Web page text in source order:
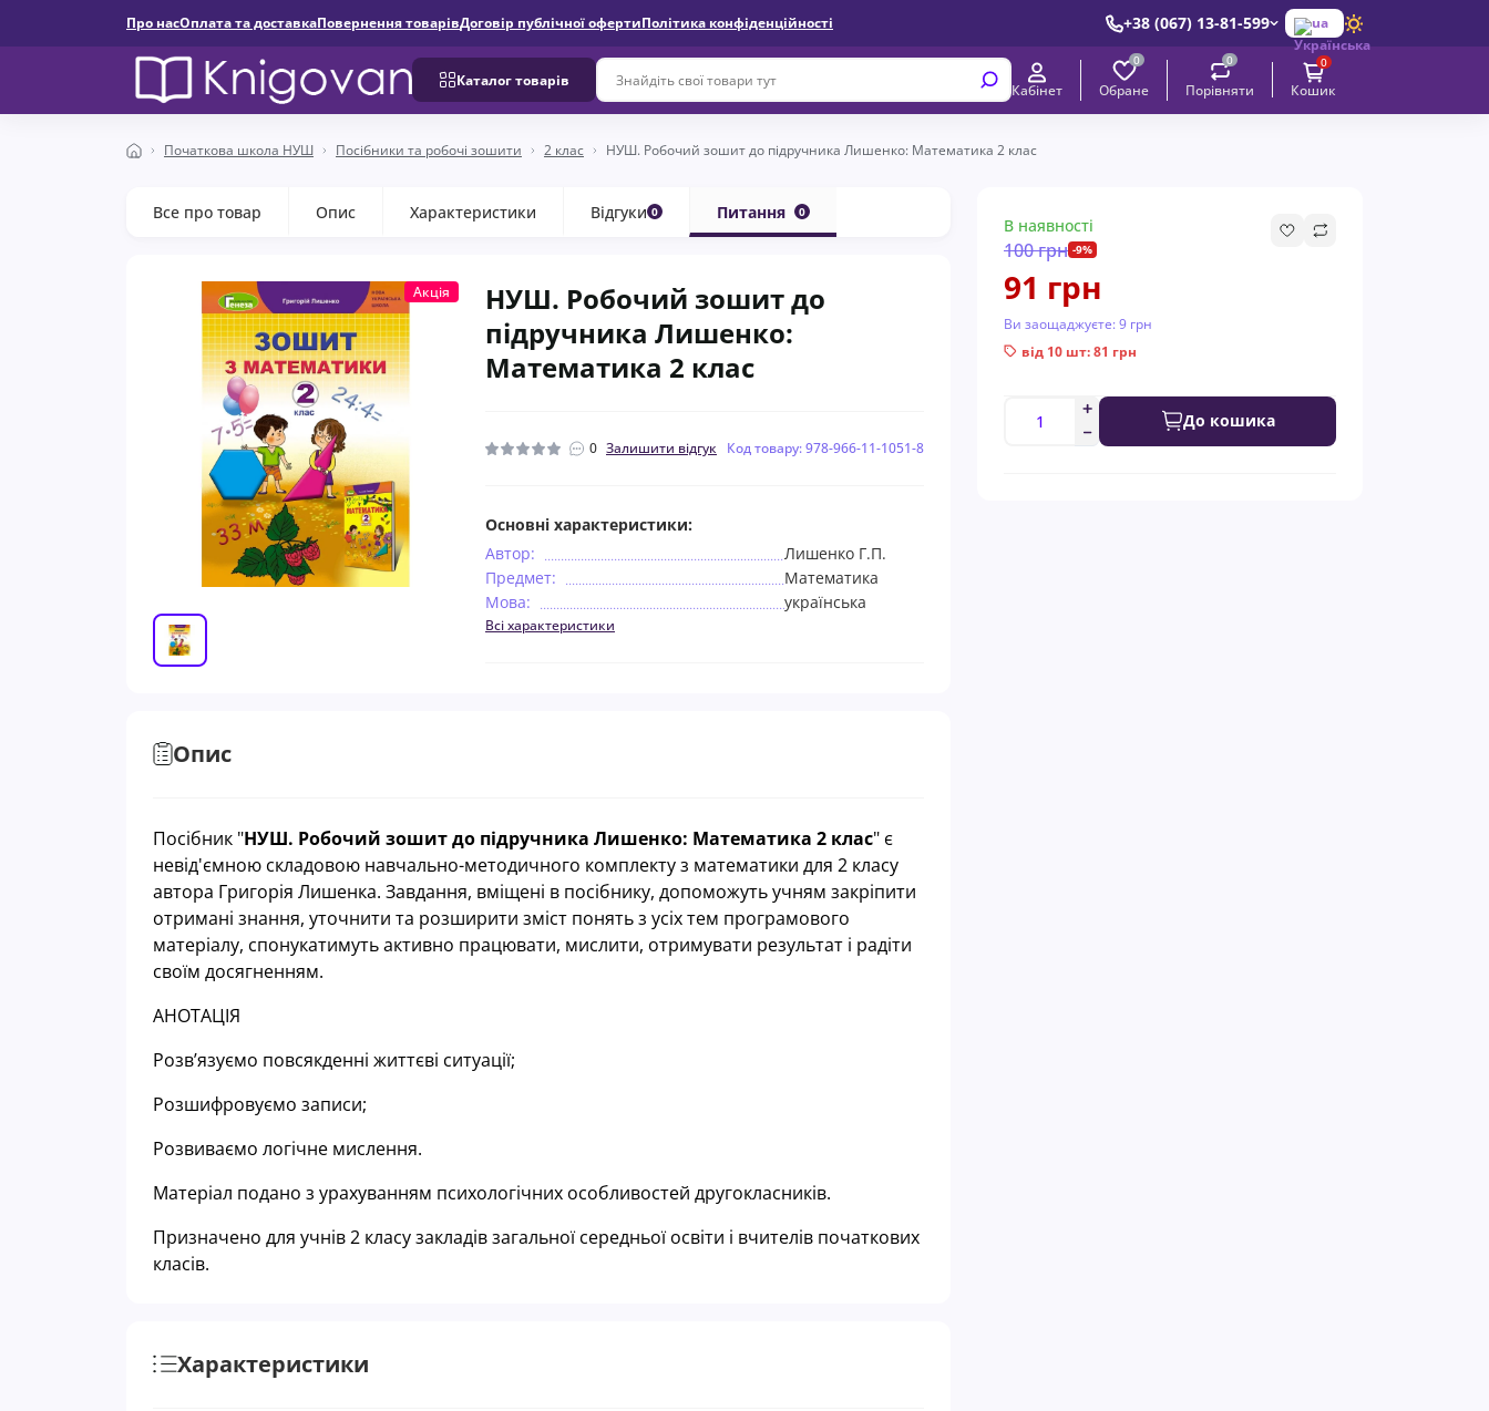
Про насОплата та доставкаПовернення товарівДоговір публічної офертиПолітика конфіденційності +38 (067) 13-81-599 ua
Каталог товарів
Кабінет
0
Обране
0
Порівняти
0
Кошик
Початкова школа НУШ Посібники та робочі зошити 2 клас НУШ. Робочий зошит до підручника Лишенко: Математика 2 клас
Все про товар Опис Характеристики Відгуки 0 Питання 0
Акція
НУШ. Робочий зошит до
підручника Лишенко:
Математика 2 клас
0 Залишити відгук Код товару: 978-966-11-1051-8
В наявності
100 грн -9%
91 грн
Ви заощаджуєте:9 грн
від 10 шт: 81 грн
До кошика
Основні характеристики:
Автор:
Лишенко Г.П.
Предмет:
Математика
Мова:
українська
Всі характеристики
Опис
Посiбник "НУШ. Робочий зошит до підручника Лишенко: Математика 2 клас" є
невід'ємною складовою навчально-методичного комплекту з математики для 2 класу
автора Григорія Лишенка. Завдання, вміщені в посібнику, допоможуть учням закріпити
отримані знання, уточнити та розширити зміст понять з усіх тем програмового
матеріалу, спонукатимуть активно працювати, мислити, отримувати результат і радіти
своїм досягненням.
АНОТАЦІЯ
Розв’язуємо повсякденні життєві ситуації;
Розшифровуємо записи;
Розвиваємо логічне мислення.
Матеріал подано з урахуванням психологічних особливостей другокласників.
Призначено для учнів 2 класу закладів загальної середньої освіти і вчителів початкових
класів.
Характеристики